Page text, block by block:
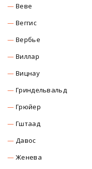
Веве
Веггис
Вербье
Виллар
Вицнау
Гриндельвальд
Грюйер
Гштаад
Давос
Женева